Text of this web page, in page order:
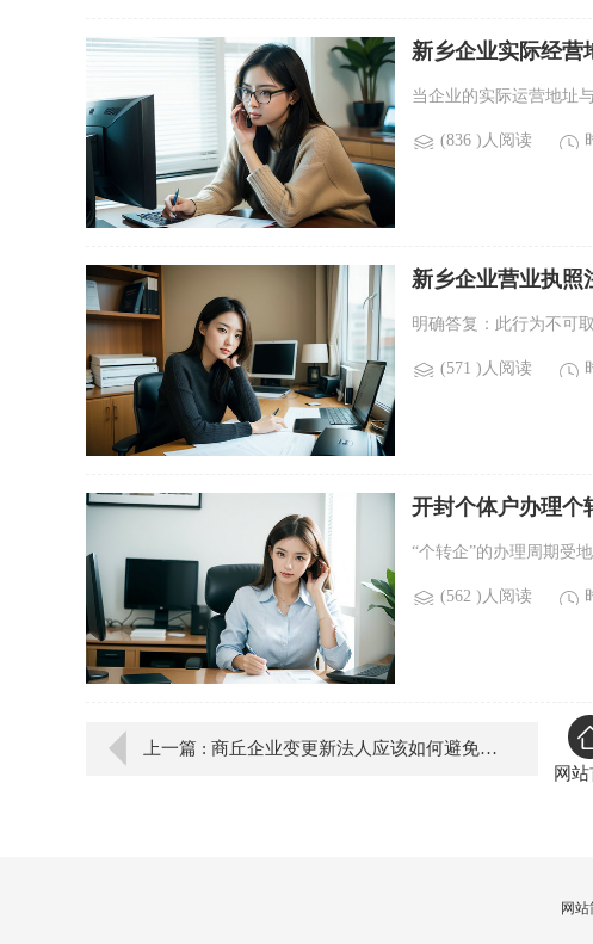
新乡企业实际经营
当企业的实际运营地址
(836 )人阅读
新乡企业营业执照
明确答复：此行为不可
(571 )人阅读
开封个体户办理个
“个转企”的办理周期受
(562 )人阅读
上一篇 : 商丘企业变更新法人应该如何避免承担原法人的税务责任？
网
网